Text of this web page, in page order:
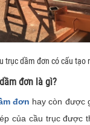
trục dầm đơn có cấu tạo
đơn là gì?
đơn hay còn được
của cầu trục được